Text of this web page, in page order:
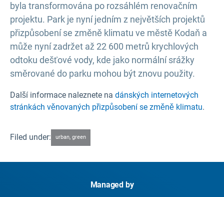
byla transformována po rozsáhlém renovačním
projektu. Park je nyní jedním z největších projektů
přizpůsobení se změně klimatu ve městě Kodaň a
může nyní zadržet až 22 600 metrů krychlových
odtoku dešťové vody, kde jako normální srážky
směrované do parku mohou být znovu použity.
Další informace naleznete na dánských internetových
stránkách věnovaných přizpůsobení se změně klimatu.
Filed under: urban, green
Managed by